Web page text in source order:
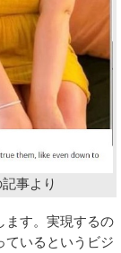
事より
ます。実現するの
ているというビジ